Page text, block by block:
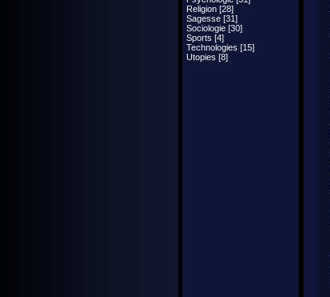
Religion [28]
Sagesse [31]
Sociologie [30]
Sports [4]
Technologies [15]
Utopies [8]